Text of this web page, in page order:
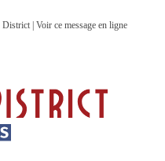
| Voir ce message en ligne